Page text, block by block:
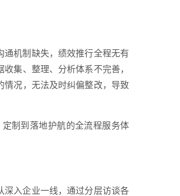
机制缺失，绩效推行全程无有
集、整理、分析体系不完善，
情况，无法及时纠偏整改，导致
制到落地护航的全流程服务体
深入企业一线，通过分层访谈各